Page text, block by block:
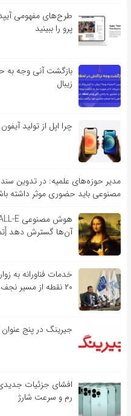
پرو را ببینید
بازگشت آنی وجه به
زیبال
چرا اپل از تولید آیفون 14 مینی منصرف شد؟
مدیر حوزه‌های علمیه: در تدوین
مصنوعی باید حضوری موثر داشته
آن‌ها گسترش دهد
خدمات فناورانه به
۲۰ نقطه از مسیر نجف تا کربلا
جیرینگ در پنج
رم و سرعت شارژ